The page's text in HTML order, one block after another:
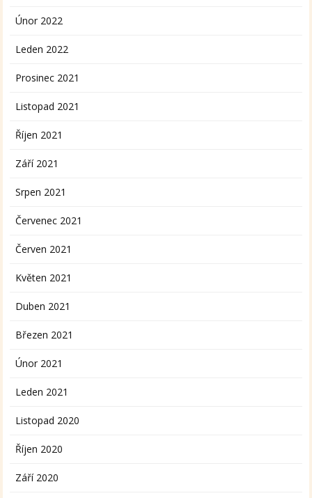
Únor 2022
Leden 2022
Prosinec 2021
Listopad 2021
Říjen 2021
Září 2021
Srpen 2021
Červenec 2021
Červen 2021
Květen 2021
Duben 2021
Březen 2021
Únor 2021
Leden 2021
Listopad 2020
Říjen 2020
Září 2020